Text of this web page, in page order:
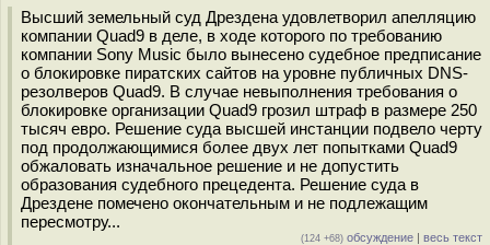
Высший земельный суд Дрездена удовлетворил апелляцию
компании Quad9 в деле, в ходе которого по требованию
компании Sony Music было вынесено судебное предписание
о блокировке пиратских сайтов на уровне публичных DNS-
резолверов Quad9. В случае невыполнения требования о
блокировке организации Quad9 грозил штраф в размере 250
тысяч евро. Решение суда высшей инстанции подвело черту
под продолжающимися более двух лет попытками Quad9
обжаловать изначальное решение и не допустить
образования судебного прецедента. Решение суда в
Дрездене помечено окончательным и не подлежащим
пересмотру...
(124 +68) обсуждение | весь текст